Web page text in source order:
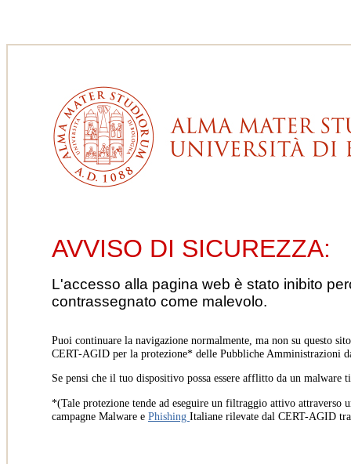
AVVISO DI SICUREZZA:
L'accesso alla pagina web è stato inibito
contrassegnato come malevolo.
Puoi continuare la navigazione normalmente, ma non su questo
CERT-AGID per la protezione* delle Pubbliche Amministrazioni
Se pensi che il tuo dispositivo possa essere afflitto da un
*(Tale protezione tende ad eseguire un filtraggio attivo
campagne Malware e Phishing Italiane rilevate dal CERT-AGID